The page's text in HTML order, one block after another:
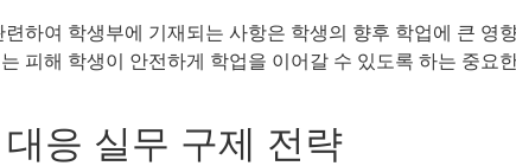
하여 학생부에 기재되는 사항은 학생의 향후 학업에 큰 영
피해 학생이 안전하게 학업을 이어갈 수 있도록 하는 중요
응 실무 구제 전략